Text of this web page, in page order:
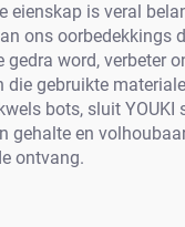
eienskap is veral
ons oorbedekkings
gedra word, verbeter
die gebruikte
bots, sluit YOUKI
gehalte en
ontvang.